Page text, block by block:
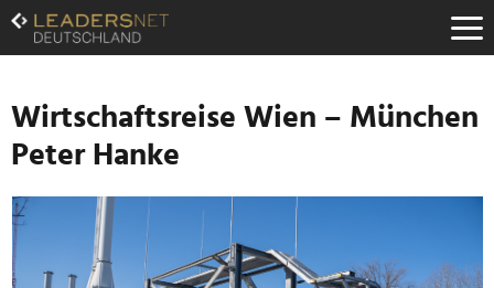
Zum
Inhalt
Zur
Navigation
Zur
Hauptnavigation
Wirtschaftsreise Wien – München
Peter Hanke